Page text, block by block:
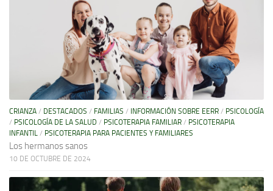
CRIANZA / DESTACADOS / FAMILIAS / INFORMACIÓN SOBRE EERR / PSICOLOGÍA
/ PSICOLOGÍA DE LA SALUD / PSICOTERAPIA FAMILIAR / PSICOTERAPIA
INFANTIL / PSICOTERAPIA PARA PACIENTES Y FAMILIARES
Los hermanos sanos
10 DE OCTUBRE DE 2024